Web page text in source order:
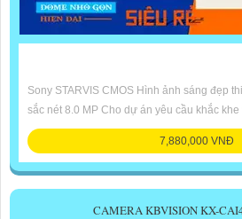
Sony STARVIS CMOS Hình ảnh sáng đẹp
sắc nét 8.0 MP Cho dự án yêu cầu khắc
7,880,000 VNĐ
CAMERA KBVISION KX-